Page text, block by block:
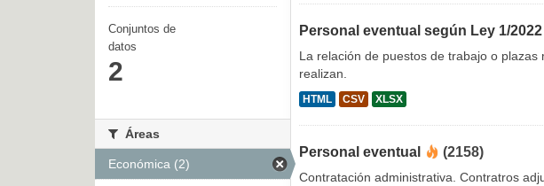
Personal eventual según Ley 1/2022
La relación de puestos de trabajo o
realizan.
HTML CSV XLSX
Personal eventual (2158)
Contratación administrativa. Contratros
Conjuntos de
datos
2
Áreas
Económica (2)